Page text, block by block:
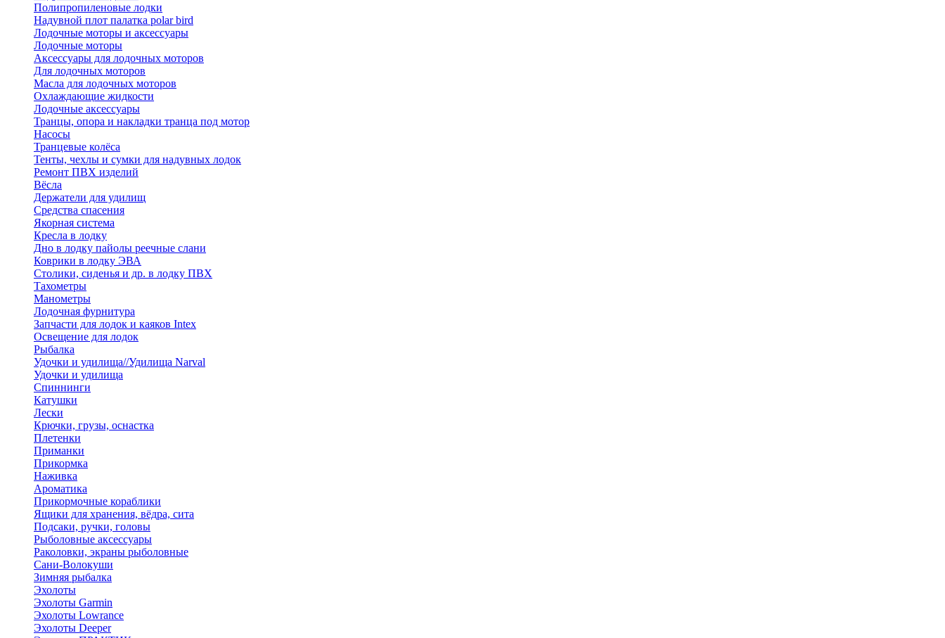
Полипропиленовые лодки
Надувной плот палатка polar bird
Лодочные моторы и аксессуары
Лодочные моторы
Аксессуары для лодочных моторов
Для лодочных моторов
Масла для лодочных моторов
Охлаждающие жидкости
Лодочные аксессуары
Транцы, опора и накладки транца под мотор
Насосы
Транцевые колёса
Тенты, чехлы и сумки для надувных лодок
Ремонт ПВХ изделий
Вёсла
Держатели для удилищ
Средства спасения
Якорная система
Кресла в лодку
Дно в лодку пайолы реечные слани
Коврики в лодку ЭВА
Столики, сиденья и др. в лодку ПВХ
Тахометры
Манометры
Лодочная фурнитура
Запчасти для лодок и каяков Intex
Освещение для лодок
Рыбалка
Удочки и удилища//Удилища Narval
Удочки и удилища
Спиннинги
Катушки
Лески
Крючки, грузы, оснастка
Плетенки
Приманки
Прикормка
Наживка
Ароматика
Прикормочные кораблики
Ящики для хранения, вёдра, сита
Подсаки, ручки, головы
Рыболовные аксессуары
Раколовки, экраны рыболовные
Сани-Волокуши
Зимняя рыбалка
Эхолоты
Эхолоты Garmin
Эхолоты Lowrance
Эхолоты Deeper